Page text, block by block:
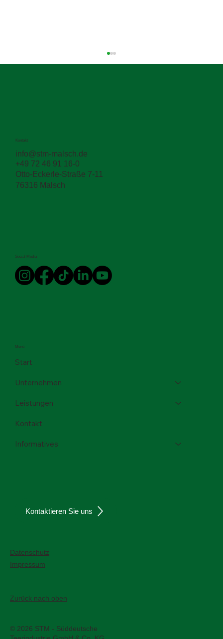
Zwischen den Schichten entscheidet sich
die Haltbarkeit
Menü
Start
Unternehmen
Leistungen
Kontakt
Informatives
Kontakt
info@stm-malsch.de
+49 72 46 91 16-0
Otto-Eckerle-Straße 7-11
76316 Malsch
Social Media
Kontaktieren Sie uns
Datenschutz
Impressum
Zurück nach oben
© 2026 STM - Süddeutsche